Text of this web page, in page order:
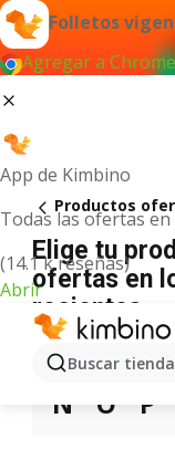
Folletos
Agregar a
App de Kimbino
Todas las ofertas
(14.1 k reseñas)
Abrir
Buscar
Productos
Elige tu
ofertas en
recientes
A B C
N
O P